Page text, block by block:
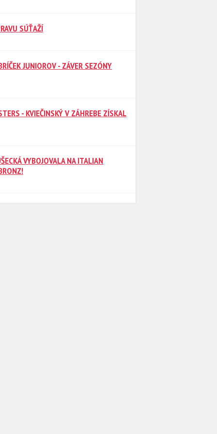
SÚŤAŽÍ
JUNIOROV - ZÁVER SEZÓNY
- KVIEČINSKÝ V ZÁHREBE ZÍSKAL
VYBOJOVALA NA ITALIAN